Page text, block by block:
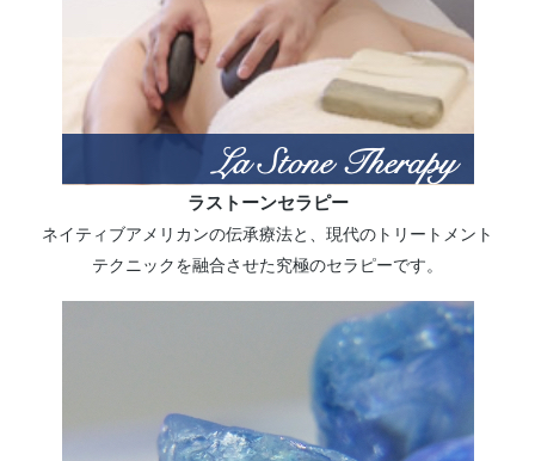
ラストーンセラピー
ネイティブアメリカンの伝承療法と、現代のトリートメント
テクニックを融合させた究極のセラピーです。